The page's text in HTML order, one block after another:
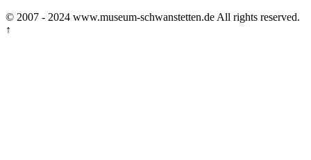
© 2007 - 2024 www.museum-schwanstetten.de All rights reserved.
↑